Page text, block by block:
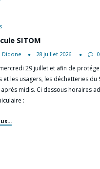
SITOM
Didone 28 juillet 2026 0
29 juillet et afin de
et les usagers, les déchetteries du
midis. Ci dessous horaires
: